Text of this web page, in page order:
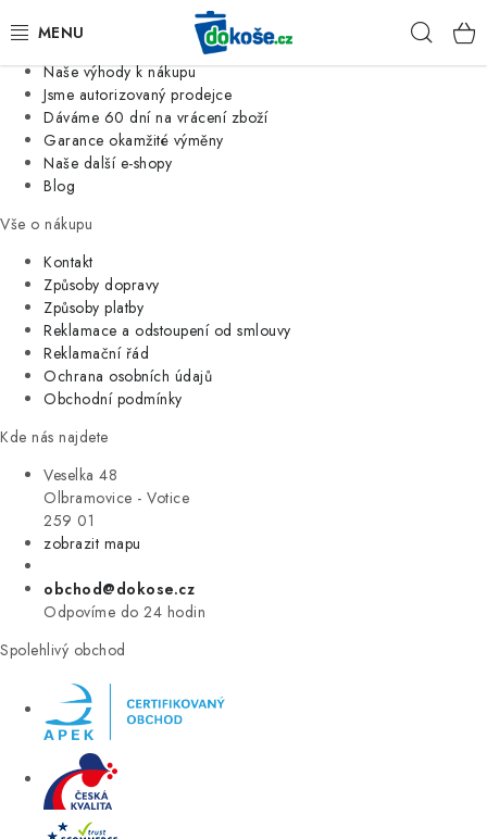
Jsme tradiční česká firma
Naše výhody k nákupu
Jsme autorizovaný prodejce
Dáváme 60 dní na vrácení zboží
Garance okamžité výměny
Naše další e-shopy
Blog
Vše o nákupu
Kontakt
Způsoby dopravy
Způsoby platby
Reklamace a odstoupení od smlouvy
Reklamační řád
Ochrana osobních údajů
Obchodní podmínky
Kde nás najdete
Veselka 48
Olbramovice - Votice
259 01
zobrazit mapu
obchod@dokose.cz
Odpovíme do 24 hodin
Spolehlivý obchod
KOŠE
SÁČKY
KUCHYNĚ
ORGANIZACE
DOMÁCNOST
ÚKLID
VÝPRODEJ
ZNAČKY
Úvod Kontakt Blog
Moje objednávka